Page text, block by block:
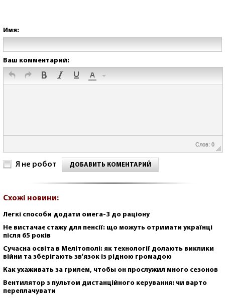
Имя:
Ваш комментарий:
Слов: 0
Я не робот ДОБАВИТЬ КОМЕНТАРИЙ
Схожі новини:
Легкі способи додати омега-3 до раціону
Не вистачає стажу для пенсії: що можуть отримати українці
після 65 років
Сучасна освіта в Мелітополі: як технології долають виклики
війни та зберігають зв'язок із рідною громадою
Как ухаживать за грилем, чтобы он прослужил много сезонов
Вентилятор з пультом дистанційного керування: чи варто
переплачувати